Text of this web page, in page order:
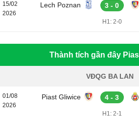
15/02
2026
Lech Poznan 3 - 0
H1: 2-0
Thành tích gần đây
VĐQG BA LAN
01/08
2026
Piast Gliwice 4 - 3
H1: 2-1